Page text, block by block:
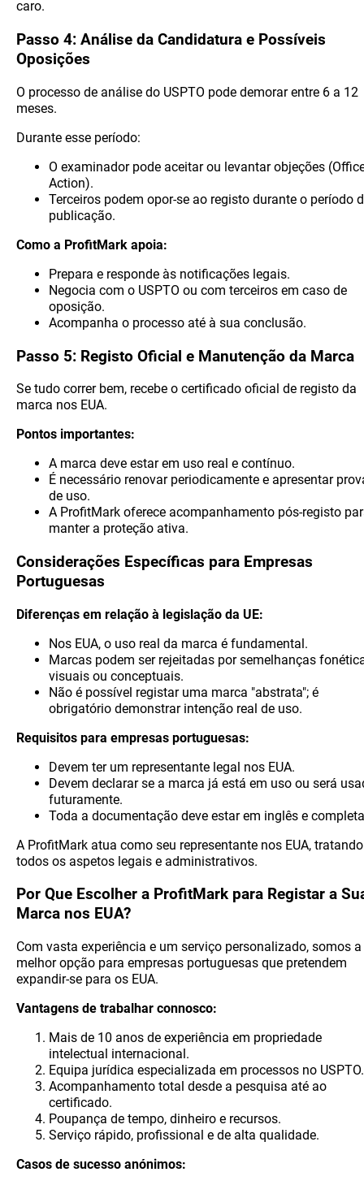
caro.
Passo 4: Análise da Candidatura e Possíveis
Oposições
O processo de análise do USPTO pode demorar entre 6 a 12
meses.
Durante esse período:
O examinador pode aceitar ou levantar objeções
Action).
Terceiros podem opor-se ao registo durante o período
publicação.
Como a ProfitMark apoia:
Prepara e responde às notificações legais.
Negocia com o USPTO ou com terceiros em caso de
oposição.
Acompanha o processo até à sua conclusão.
Passo 5: Registo Oficial e Manutenção da Marca
Se tudo correr bem, recebe o certificado oficial de registo da
marca nos EUA.
Pontos importantes:
A marca deve estar em uso real e contínuo.
É necessário renovar periodicamente e apresentar
de uso.
A ProfitMark oferece acompanhamento pós-registo
manter a proteção ativa.
Considerações Específicas para Empresas
Portuguesas
Diferenças em relação à legislação da UE:
Nos EUA, o uso real da marca é fundamental.
Marcas podem ser rejeitadas por semelhanças
visuais ou conceptuais.
Não é possível registar uma marca "abstrata"; é
obrigatório demonstrar intenção real de uso.
Requisitos para empresas portuguesas:
Devem ter um representante legal nos EUA.
Devem declarar se a marca já está em uso ou será
futuramente.
Toda a documentação deve estar em inglês e
A ProfitMark atua como seu representante nos EUA,
todos os aspetos legais e administrativos.
Por Que Escolher a ProfitMark para Registar a
Marca nos EUA?
Com vasta experiência e um serviço personalizado, somos a
melhor opção para empresas portuguesas que pretendem
expandir-se para os EUA.
Vantagens de trabalhar connosco:
Mais de 10 anos de experiência em propriedade
intelectual internacional.
Equipa jurídica especializada em processos no USPTO.
Acompanhamento total desde a pesquisa até ao
certificado.
Poupança de tempo, dinheiro e recursos.
Serviço rápido, profissional e de alta qualidade.
Casos de sucesso anónimos: